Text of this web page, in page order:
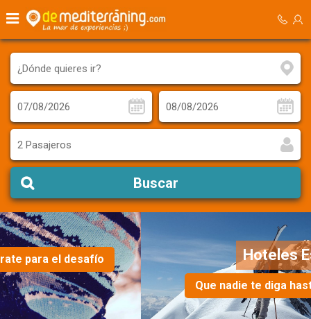
2 Pasajeros
Buscar
Hoteles Esquí
Que nadie te diga hasta dónde llegar